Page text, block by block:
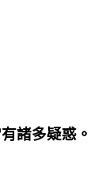
諸多疑惑。